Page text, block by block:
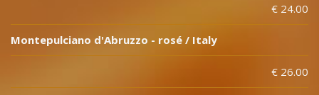
€ 24.00
Montepulciano d'Abruzzo - rosé / Italy
€ 26.00